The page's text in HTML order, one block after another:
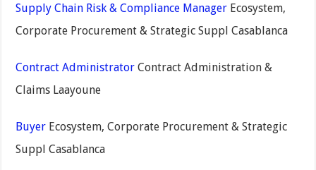
Supply Chain Risk & Compliance ManagerEcosystem,
Corporate Procurement & Strategic Suppl Casablanca
Contract AdministratorContract Administration &
Claims Laayoune
BuyerEcosystem, Corporate Procurement & Strategic
Suppl Casablanca